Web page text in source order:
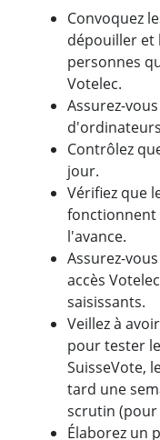
Convoquez
dépouiller et
personnes
Votelec.
Assurez-
Contrôlez
jour.
Vérifiez que
fonctionnent
l'avance.
Assurez-
accès
saisissants.
Veillez à
pour tester
SuisseVote,
tard une
scrutin (pour
Élaborez un